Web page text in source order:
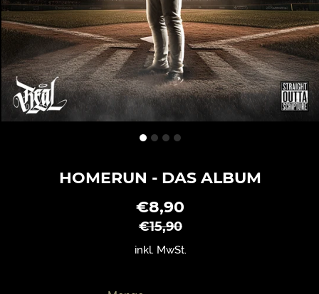
HOMERUN - DAS ALBUM
Sonderpreis
€8,90
€15,90
inkl. MwSt.